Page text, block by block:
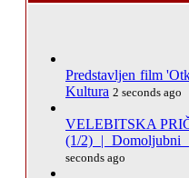
Predstavljen film
Kultura 2 seconds ago
VELEBITSKA
(1/2) |
seconds ago